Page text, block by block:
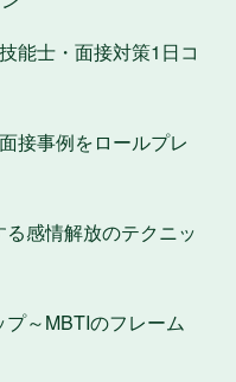
能士・面接対策1日コ
接事例をロールプレ
感情解放のテクニッ
～MBTIのフレーム